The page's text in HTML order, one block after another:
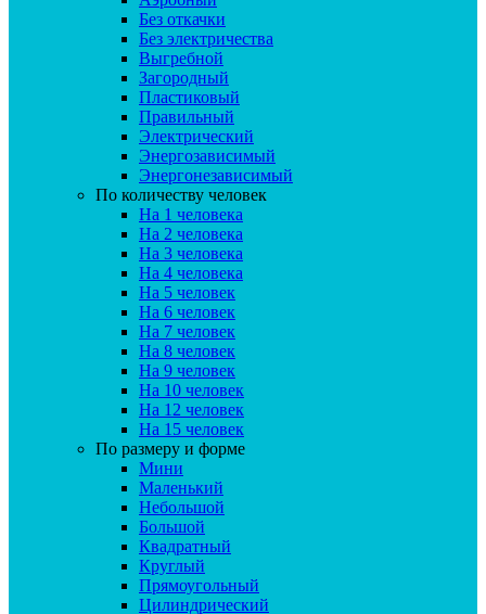
Без откачки
Без электричества
Выгребной
Загородный
Пластиковый
Правильный
Электрический
Энергозависимый
Энергонезависимый
По количеству человек
На 1 человека
На 2 человека
На 3 человека
На 4 человека
На 5 человек
На 6 человек
На 7 человек
На 8 человек
На 9 человек
На 10 человек
На 12 человек
На 15 человек
По размеру и форме
Мини
Маленький
Небольшой
Большой
Квадратный
Круглый
Прямоугольный
Цилиндрический